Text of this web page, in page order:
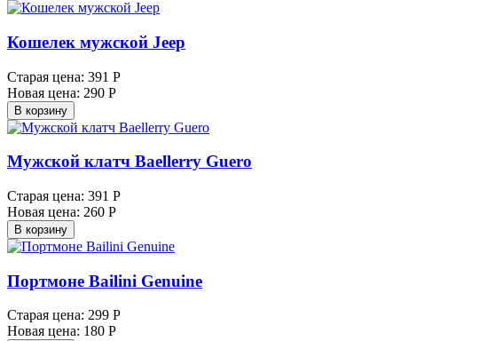
Кошелек мужской Jeep
Старая цена: 391 Р
Новая цена: 290 Р
В корзину
Мужской клатч Baellerry Guero
Старая цена: 391 Р
Новая цена: 260 Р
В корзину
Портмоне Bailini Genuine
Старая цена: 299 Р
Новая цена: 180 Р